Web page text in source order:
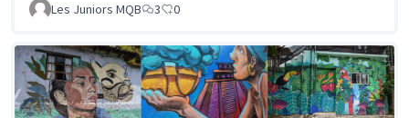
Les Juniors MQB
3 0